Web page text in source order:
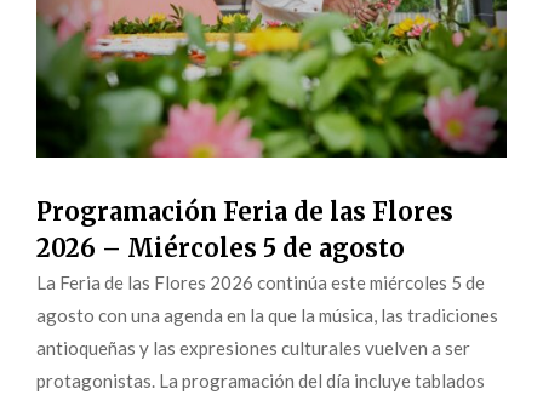
Programación Feria de las Flores
2026 – Miércoles 5 de agosto
La Feria de las Flores 2026 continúa este miércoles 5 de
agosto con una agenda en la que la música, las tradiciones
antioqueñas y las expresiones culturales vuelven a ser
protagonistas. La programación del día incluye tablados